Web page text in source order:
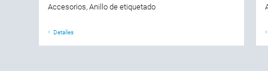
Accesorios, Anillo de etiquetado
Detalles